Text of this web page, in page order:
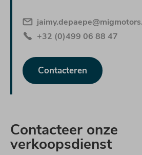
+32 (0)499 06 88 47
Contacteren
Contacteer onze
verkoopsdienst